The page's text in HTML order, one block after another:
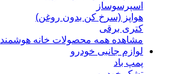
اسپرسوساز
هواپز (سرخ کن بدون روغن)
کتری برقی
مشاهده همه محصولات خانه هوشمند
لوازم جانبی خودرو
پمپ باد